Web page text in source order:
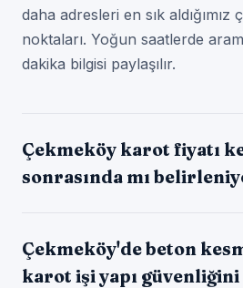
daha adresleri en sık aldığımız
noktaları. Yoğun saatlerde
dakika bilgisi paylaşılır.
Çekmeköy karot fiyatı
sonrasında mı
Çekmeköy'de beton
karot işi yapı